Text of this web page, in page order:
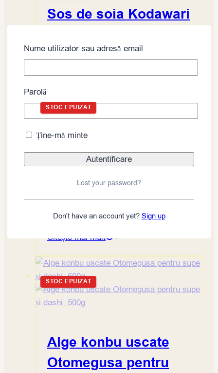
Sos de soia Kodawari
Citește mai mult
STOC EPUIZAT
Alge nori Sumaya
Gold pentru sushi, 50
foi 18 cm (140g)
Citește mai mult
STOC EPUIZAT
Alge konbu uscate
Otomegusa pentru
Nume utilizator sau adresă email
Parolă
Ține-mă minte
Lost your password?
Don't have an account yet? Sign up